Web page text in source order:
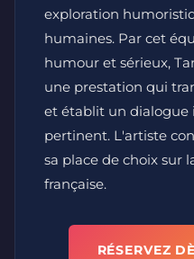
exploration
humaines. Par cet
humour et sérieux,
une prestation qui
et établit un dialogue
pertinent. L'artiste
sa place de choix sur
française.
RÉSERVEZ